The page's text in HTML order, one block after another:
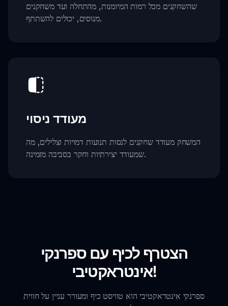
שהשחקנים מכל רמות המיומנות, מהתחלה ועד משחקנים
מנוסים, יכולים להשתתף.
מעודד ניסוי
המשחק מעודד שחקנים לנסות תנועות דמויות וצלילים, מה
שמעודד יצירתיות וחקר בסביבה מזמינה.
הצטרף לכיף עם ספרנקי
אינטראקטיבי!
ספרנקי אינטראקטיבי הוא טוויסט כיף ומעורר עניין על חווית